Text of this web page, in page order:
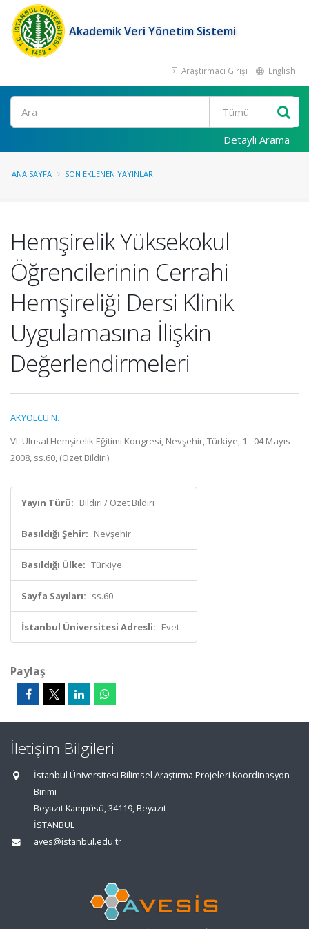
Akademik Veri Yönetim Sistemi
Araştırmacı Girişi English
Ara
Detaylı Arama
ANA SAYFA SON EKLENEN YAYINLAR
Hemşirelik Yüksekokul
Öğrencilerinin Cerrahi
Hemşireliği Dersi Klinik
Uygulamasına İlişkin
Değerlendirmeleri
AKYOLCU N.
VI. Ulusal Hemşirelik Eğitimi Kongresi, Nevşehir, Türkiye, 1 - 04 Mayıs
2008, ss.60, (Özet Bildiri)
Yayın Türü: Bildiri / Özet Bildiri
Basıldığı Şehir: Nevşehir
Basıldığı Ülke: Türkiye
Sayfa Sayıları: ss.60
İstanbul Üniversitesi Adresli: Evet
Paylaş
İletişim Bilgileri
İstanbul Üniversitesi Bilimsel Araştırma Projeleri Koordinasyon
Birimi
Beyazıt Kampüsü, 34119, Beyazıt
İSTANBUL
aves@istanbul.edu.tr